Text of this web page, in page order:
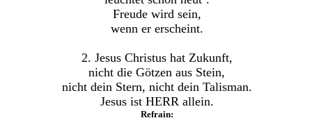
Freude wird sein,
wenn er erscheint.
2. Jesus Christus hat Zukunft,
nicht die Götzen aus Stein,
nicht dein Stern, nicht dein Talisman.
Jesus ist HERR allein.
Refrain: